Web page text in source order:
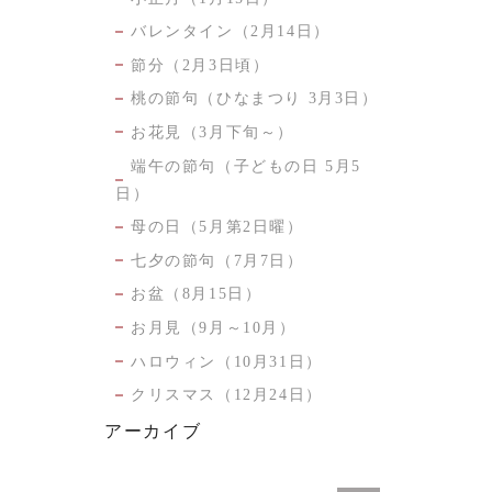
バレンタイン（2月14日）
節分（2月3日頃）
桃の節句（ひなまつり 3月3日）
お花見（3月下旬～）
端午の節句（子どもの日 5月5
日）
母の日（5月第2日曜）
七夕の節句（7月7日）
お盆（8月15日）
お月見（9月～10月）
ハロウィン（10月31日）
クリスマス（12月24日）
アーカイブ